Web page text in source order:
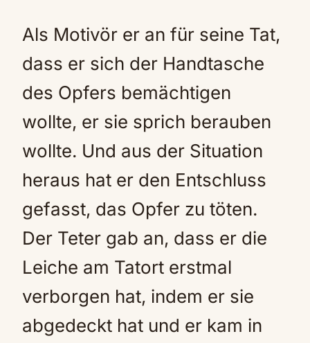
Als Motivör er an für seine Tat,
dass er sich der Handtasche
des Opfers bemächtigen
wollte, er sie sprich berauben
wollte. Und aus der Situation
heraus hat er den Entschluss
gefasst, das Opfer zu töten.
Der Teter gab an, dass er die
Leiche am Tatort erstmal
verborgen hat, indem er sie
abgedeckt hat und er kam in